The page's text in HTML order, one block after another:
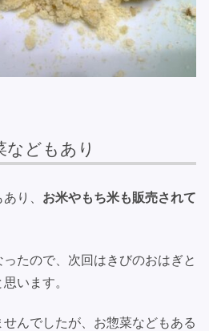
などもあり
り、 お米やもち米も販売されて
たので、次回はきびのおはぎと
います。
んでしたが、お惣菜などもある